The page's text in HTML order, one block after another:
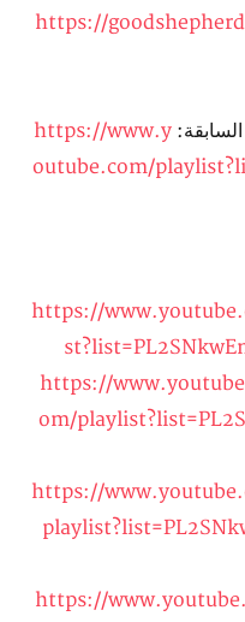
https://
https://www.y
outube.com/
https://
https://
om/
https://
https://